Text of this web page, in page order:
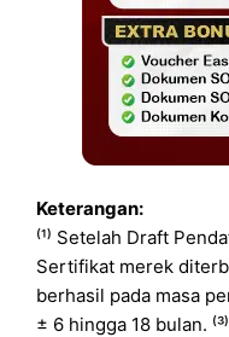
Keterangan:
⁽¹⁾ Setelah Draft
Sertifikat merek
berhasil pada masa
± 6 hingga 18 bulan.